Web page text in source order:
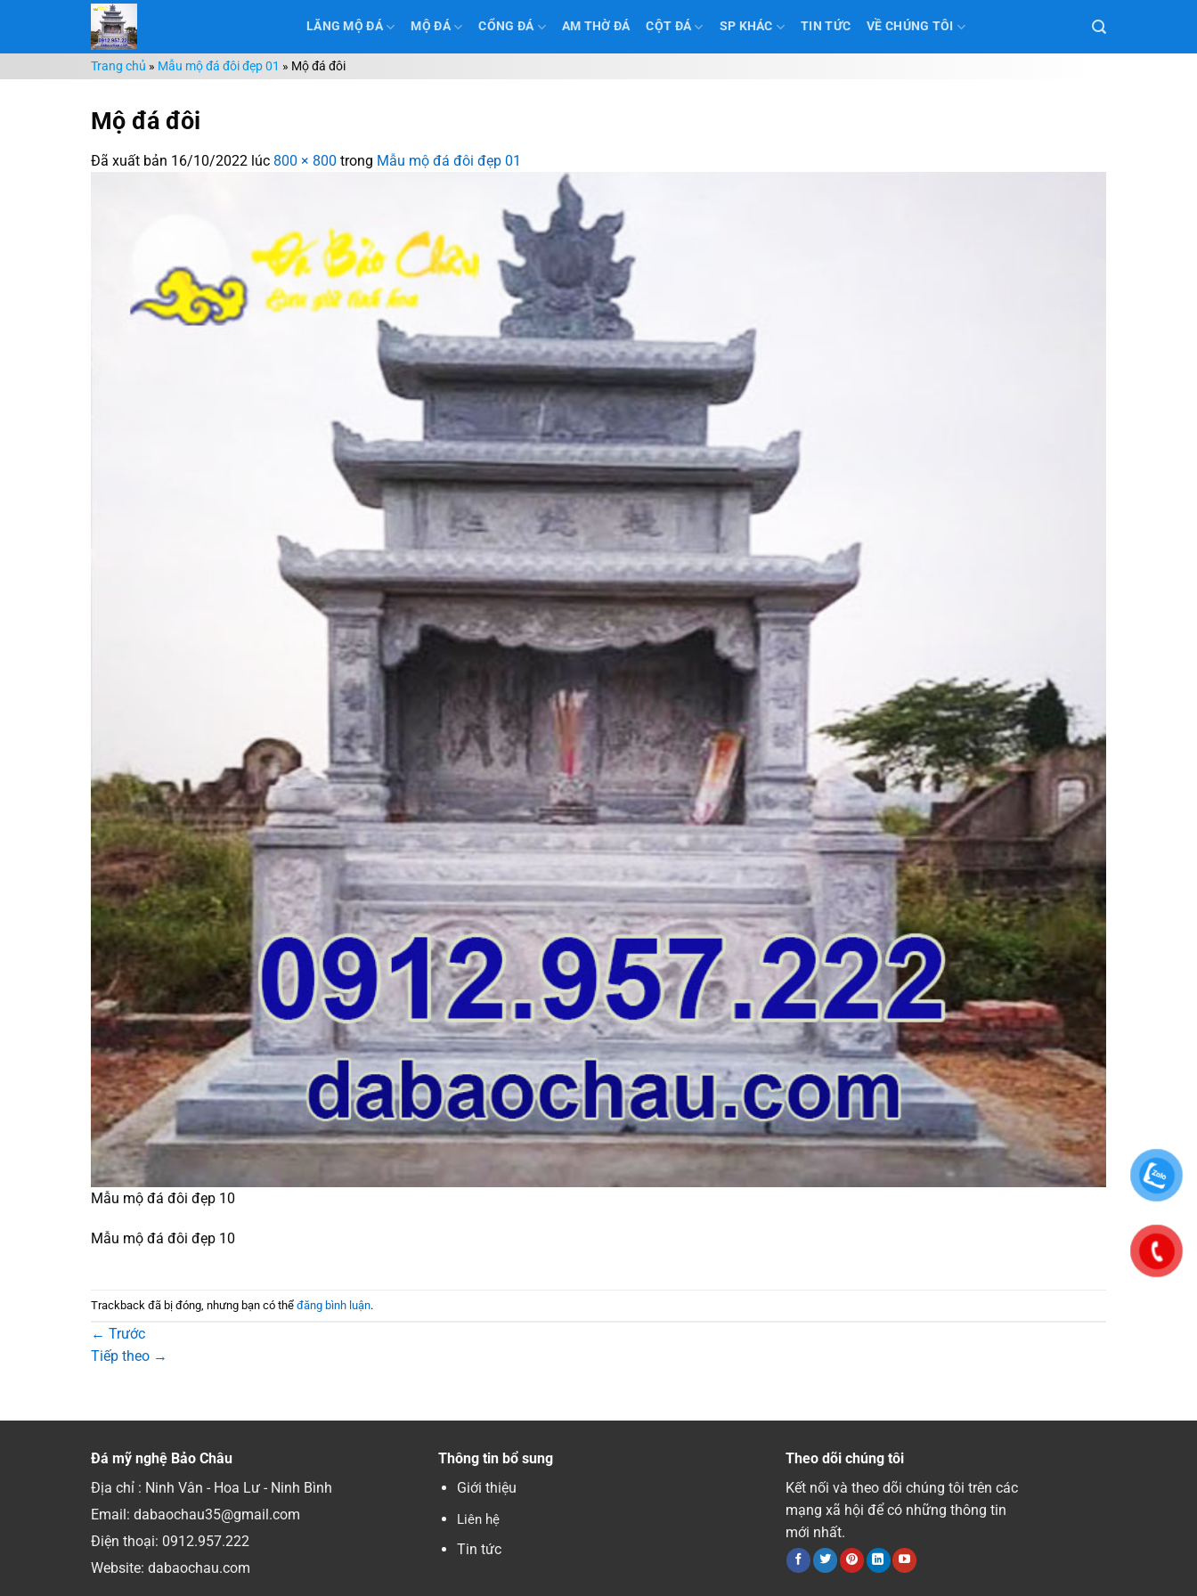
nội
dung
LĂNG MỘ ĐÁ MỘ ĐÁ CỔNG ĐÁ AM THỜ ĐÁ CỘT ĐÁ SP KHÁC TIN TỨC VỀ CHÚNG TÔI
Trang chủ » Mẫu mộ đá đôi đẹp 01 » Mộ đá đôi
Mộ đá đôi
Đã xuất bản 16/10/2022 lúc 800 × 800 trong Mẫu mộ đá đôi đẹp 01
Mẫu mộ đá đôi đẹp 10
Mẫu mộ đá đôi đẹp 10
Trackback đã bị đóng, nhưng bạn có thể đăng bình luận.
← Trước
Tiếp theo →
Đá mỹ nghệ Bảo Châu
Địa chỉ : Ninh Vân - Hoa Lư - Ninh Bình
Email: dabaochau35@gmail.com
Điện thoại: 0912.957.222
Website: dabaochau.com
Thông tin bổ sung
Giới thiệu
Liên hệ
Tin tức
Theo dõi chúng tôi
Kết nối và theo dõi chúng tôi trên các
mạng xã hội để có những thông tin
mới nhất.